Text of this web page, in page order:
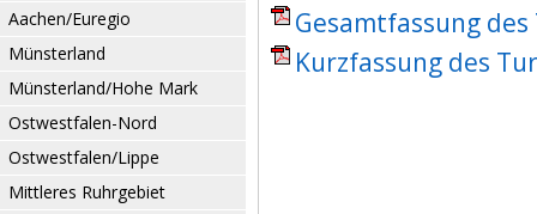
Aachen/Euregio
Münsterland
Münsterland/Hohe Mark
Ostwestfalen-Nord
Ostwestfalen/Lippe
Mittleres Ruhrgebiet
Gesamtfassung
Kurzfassung des